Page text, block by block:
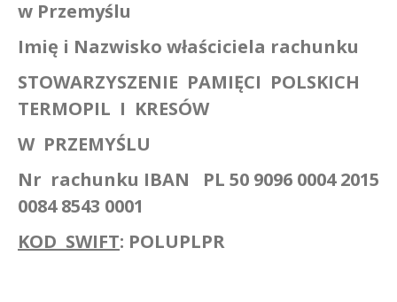
w Przemyślu
Imię i Nazwisko właściciela rachunku
STOWARZYSZENIE PAMIĘCI POLSKICH
TERMOPIL I KRESÓW
W PRZEMYŚLU
Nr rachunku IBAN
PL 50 9096 0004 2015
0084 8543 0001
KOD SWIFT: POLUPLPR